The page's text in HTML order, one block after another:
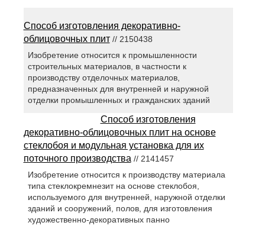
Способ изготовления декоративно-
облицовочных плит// 2150438
Изобретение относится к промышленности
строительных материалов, в частности к
производству отделочных материалов,
предназначенных для внутренней и наружной
отделки промышленных и гражданских зданий
Способ изготовления
декоративно-облицовочных плит на основе
стеклобоя и модульная установка для их
поточного производства // 2141457
Изобретение относится к производству материала
типа стеклокремнезит на основе стеклобоя,
используемого для внутренней, наружной отделки
зданий и сооружений, полов, для изготовления
художественно-декоративных панно